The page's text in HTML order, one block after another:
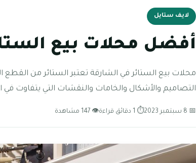
لايف ستايل
أفضل محلات بيع الستائر
محلات بيع الستائر في الشارقة تعتبر الستائر من القطع
التصاميم والأشكال والخامات والنقشات التي يتفاوت في
📅 8 سبتمبر 2023 ⏱ 1 دقائق قراءة 👁 147 مشاهدة